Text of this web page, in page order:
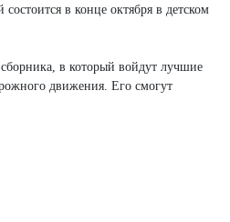
в конце октября в детском
в который войдут лучшие
движения. Его смогут